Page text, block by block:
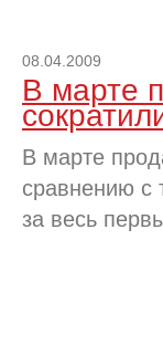
08.04.2009
В марте
В марте
сравнению с
за весь